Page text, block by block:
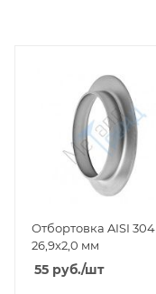
Отбортовка AISI 304
26,9х2,0 мм
55 руб./шт